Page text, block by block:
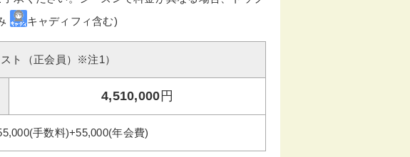
キャディフィ含む)
ト（正会員）※注1）
4,510,000 円
手数料)+55,000(年会費)